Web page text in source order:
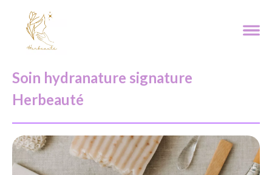
Soin hydranature signature
Herbeauté